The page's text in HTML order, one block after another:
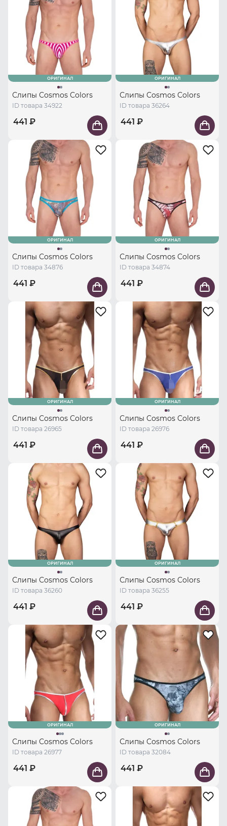
ОРИГИНАЛ
Слипы Cosmos Colors
ID товара 34922
441 ₽
ОРИГИНАЛ
Слипы Cosmos Colors
ID товара 36264
441 ₽
ОРИГИНАЛ
Слипы Cosmos Colors
ID товара 34876
441 ₽
ОРИГИНАЛ
Слипы Cosmos Colors
ID товара 34874
441 ₽
ОРИГИНАЛ
Слипы Cosmos Colors
ID товара 26965
441 ₽
ОРИГИНАЛ
Слипы Cosmos Colors
ID товара 26976
441 ₽
ОРИГИНАЛ
Слипы Cosmos Colors
ID товара 36260
441 ₽
ОРИГИНАЛ
Слипы Cosmos Colors
ID товара 36255
441 ₽
ОРИГИНАЛ
Слипы Cosmos Colors
ID товара 26977
441 ₽
ОРИГИНАЛ
Слипы Cosmos Colors
ID товара 32084
441 ₽